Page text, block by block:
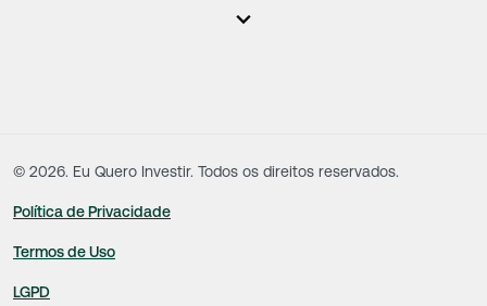
responsáveis tecnicamente são totalmente independentes, sendo que estes
© 2026. Eu Quero Investir. Todos os direitos reservados.
Política de Privacidade
Termos de Uso
LGPD